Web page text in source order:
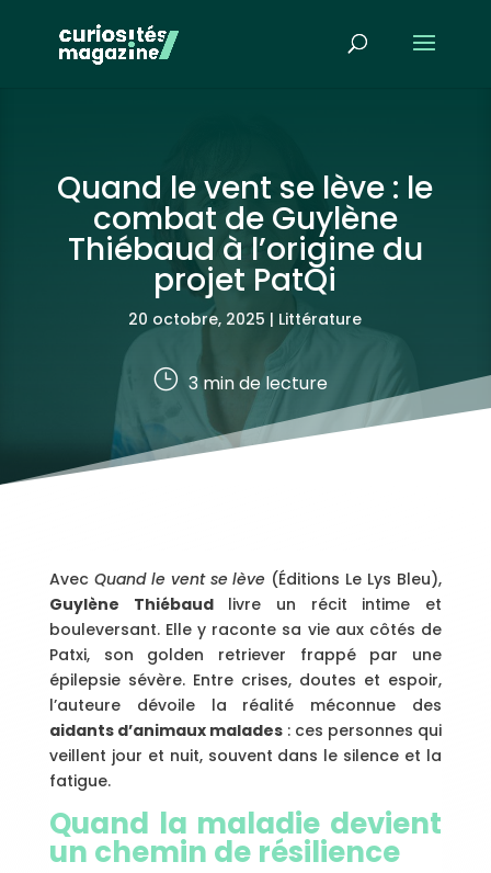
Quand le vent se lève : le
combat de Guylène
Thiébaud à l’origine du
projet PatQi
20 octobre, 2025 | Littérature
} 3min de lecture
Avec Quand le vent se lève (Éditions Le Lys Bleu),
Guylène Thiébaudlivre un récit intime et
bouleversant. Elle y raconte sa vie aux côtés de
Patxi, son golden retriever frappé par une
épilepsie sévère. Entre crises, doutes et espoir,
l’auteure dévoile la réalité méconnue des
aidants d’animaux malades: ces personnes qui
veillent jour et nuit, souvent dans le silence et la
fatigue.
Quand la maladie devient
un chemin de résilience